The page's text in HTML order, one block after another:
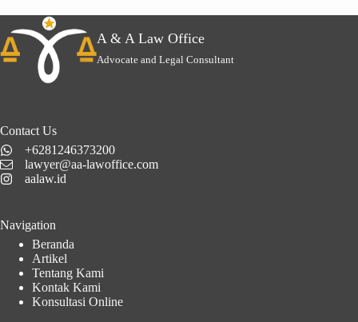
A & A Law Office
Advocate and Legal Consultant
Contact Us
+6281246373200
lawyer@aa-lawoffice.com
aalaw.id
Navigation
Beranda
Artikel
Tentang Kami
Kontak Kami
Konsultasi Online